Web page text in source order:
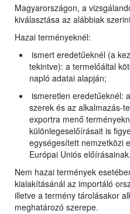
Magyarországon, a
kiválasztása az alábbiak
Hazai terményeknél:
ismert eredetűeknél (a
tekintve): a termelőáltal
napló adatai alapján;
ismeretlen eredetűeknél:
szerek és az alkalmazás-
exportra menő
különlegeselőírásait is
egységesített nemzetközi
Európai Uniós előírásainak.
Nem hazai termények
kialakításánál az importáló
illetve a termény tárolásakor
meghatározó szerepe.